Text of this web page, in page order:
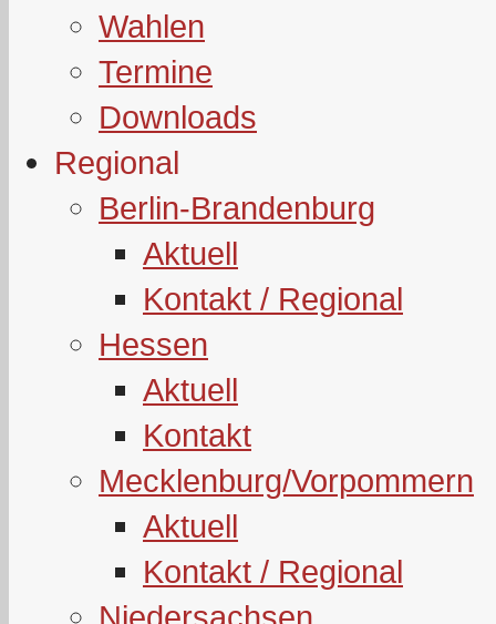
Wahlen
Termine
Downloads
Regional
Berlin-Brandenburg
Aktuell
Kontakt / Regional
Hessen
Aktuell
Kontakt
Mecklenburg/Vorpommern
Aktuell
Kontakt / Regional